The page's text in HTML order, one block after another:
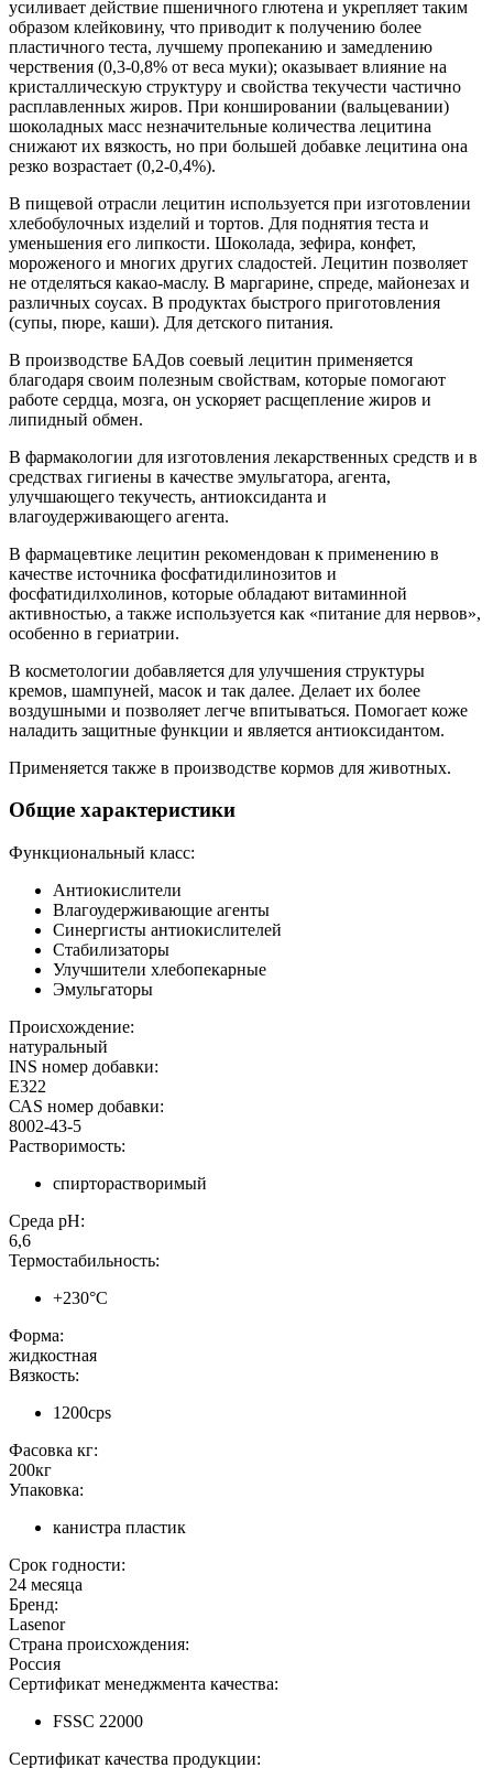
усиливает действие пшеничного глютена и укрепляет таким
образом клейковину, что приводит к получению более
пластичного теста, лучшему пропеканию и замедлению
черствения (0,3-0,8% от веса муки); оказывает влияние на
кристаллическую структуру и свойства текучести частично
расплавленных жиров. При коншировании (вальцевании)
шоколадных масс незначительные количества лецитина
снижают их вязкость, но при большей добавке лецитина она
резко возрастает (0,2-0,4%).
В пищевой отрасли лецитин используется при изготовлении
хлебобулочных изделий и тортов. Для поднятия теста и
уменьшения его липкости. Шоколада, зефира, конфет,
мороженого и многих других сладостей. Лецитин позволяет
не отделяться какао-маслу. В маргарине, спреде, майонезах и
различных соусах. В продуктах быстрого приготовления
(супы, пюре, каши). Для детского питания.
В производстве БАДов соевый лецитин применяется
благодаря своим полезным свойствам, которые помогают
работе сердца, мозга, он ускоряет расщепление жиров и
липидный обмен.
В фармакологии для изготовления лекарственных средств и в
средствах гигиены в качестве эмульгатора, агента,
улучшающего текучесть, антиоксиданта и
влагоудерживающего агента.
В фармацевтике лецитин рекомендован к применению в
качестве источника фосфатидилинозитов и
фосфатидилхолинов, которые обладают витаминной
активностью, а также используется как «питание для нервов»,
особенно в гериатрии.
В косметологии добавляется для улучшения структуры
кремов, шампуней, масок и так далее. Делает их более
воздушными и позволяет легче впитываться. Помогает коже
наладить защитные функции и является антиоксидантом.
Применяется также в производстве кормов для животных.
Общие характеристики
Функциональный класс:
Антиокислители
Влагоудерживающие агенты
Синергисты антиокислителей
Стабилизаторы
Улучшители хлебопекарные
Эмульгаторы
Происхождение:
натуральный
INS номер добавки:
E322
САS номер добавки:
8002-43-5
Растворимость:
спирторастворимый
Среда pH:
6,6
Термостабильность:
+230°C
Форма:
жидкостная
Вязкость:
1200cps
Фасовка кг:
200кг
Упаковка:
канистра пластик
Срок годности:
24 месяца
Бренд:
Lasenor
Страна происхождения:
Россия
Сертификат менеджмента качества:
FSSC 22000
Сертификат качества продукции: